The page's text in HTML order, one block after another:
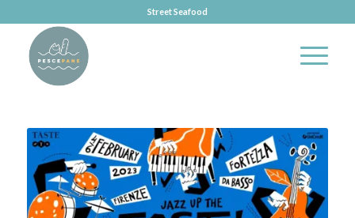
Street Seafood